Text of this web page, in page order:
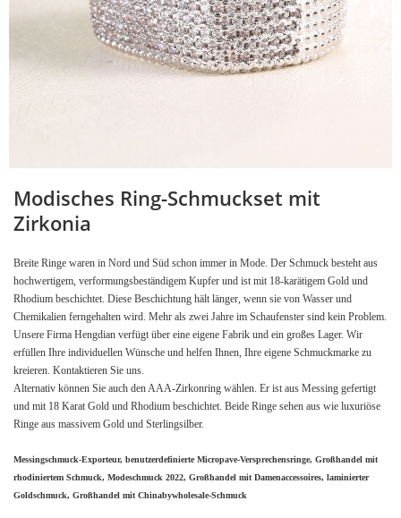
Modisches Ring-Schmuckset mit
Zirkonia
Breite Ringe waren in Nord und Süd schon immer in Mode. Der Schmuck besteht aus
hochwertigem, verformungsbeständigem Kupfer und ist mit 18-karätigem Gold und
Rhodium beschichtet. Diese Beschichtung hält länger, wenn sie von Wasser und
Chemikalien ferngehalten wird. Mehr als zwei Jahre im Schaufenster sind kein Problem.
Unsere Firma Hengdian verfügt über eine eigene Fabrik und ein großes Lager. Wir
erfüllen Ihre individuellen Wünsche und helfen Ihnen, Ihre eigene Schmuckmarke zu
kreieren. Kontaktieren Sie uns.
Alternativ können Sie auch den AAA-Zirkonring wählen. Er ist aus Messing gefertigt
und mit 18 Karat Gold und Rhodium beschichtet. Beide Ringe sehen aus wie luxuriöse
Ringe aus massivem Gold und Sterlingsilber.
Messingschmuck-Exporteur, benutzerdefinierte Micropave-Versprechensringe, Großhandel mit
rhodiniertem Schmuck, Modeschmuck 2022, Großhandel mit Damenaccessoires, laminierter
Goldschmuck, Großhandel mit Chinabywholesale-Schmuck